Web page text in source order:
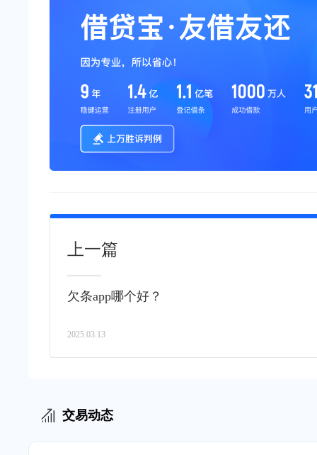
上一篇
欠条app哪个好？
2025.03.13
交易动态